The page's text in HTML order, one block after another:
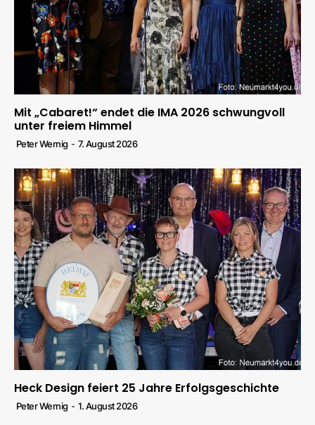
Mit „Cabaret!“ endet die IMA 2026 schwungvoll
unter freiem Himmel
Peter Wernig - 7. August 2026
Heck Design feiert 25 Jahre Erfolgsgeschichte
Peter Wernig - 1. August 2026